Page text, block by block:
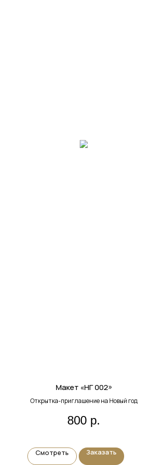
Макет «НГ 002»
Открытка-приглашение на Новый год
800 р.
Смотреть Заказать